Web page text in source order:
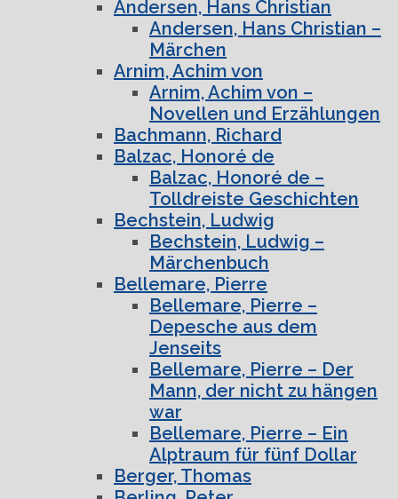
Andersen, Hans Christian
Andersen, Hans Christian –
Märchen
Arnim, Achim von
Arnim, Achim von –
Novellen und Erzählungen
Bachmann, Richard
Balzac, Honoré de
Balzac, Honoré de –
Tolldreiste Geschichten
Bechstein, Ludwig
Bechstein, Ludwig –
Märchenbuch
Bellemare, Pierre
Bellemare, Pierre –
Depesche aus dem
Jenseits
Bellemare, Pierre – Der
Mann, der nicht zu hängen
war
Bellemare, Pierre – Ein
Alptraum für fünf Dollar
Berger, Thomas